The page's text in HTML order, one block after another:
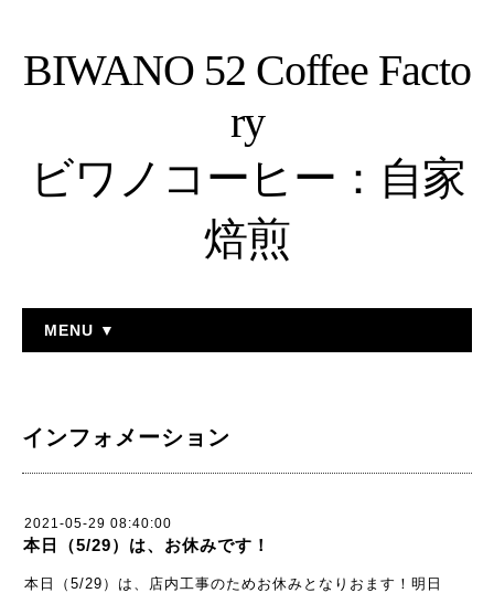
BIWANO 52 Coffee Facto
ry
ビワノコーヒー：自家
焙煎
MENU ▼
インフォメーション
2021-05-29 08:40:00
本日（5/29）は、お休みです！
本日（5/29）は、店内工事のためお休みとなりおます！明日